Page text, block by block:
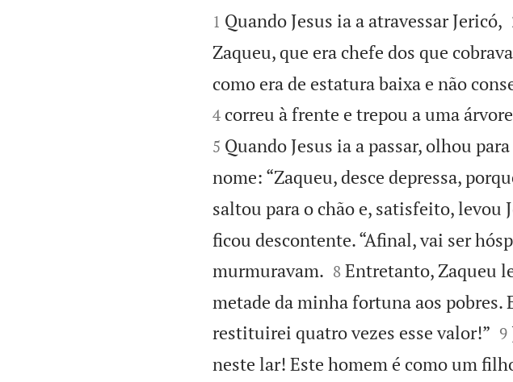


1 Quando Jesus ia a atravessar Jericó,
Zaqueu, que era chefe dos que
como era de estatura baixa e não
4 correu à frente e trepou a uma
5 Quando Jesus ia a passar, olhou
nome: “Zaqueu, desce depressa,
saltou para o chão e, satisfeito, levou
ficou descontente. “Afinal, vai ser
murmuravam.
8 Entretanto, Zaqueu
metade da minha fortuna aos pobres.
restituirei quatro vezes esse valor!”
9
neste lar! Este homem é como um